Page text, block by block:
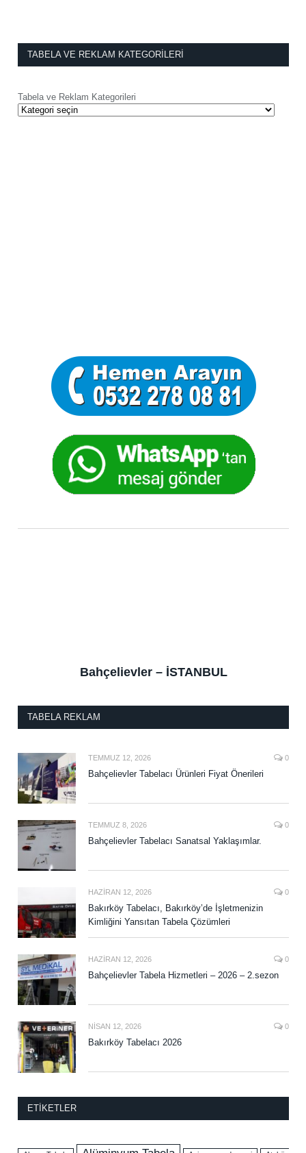
TABELA VE REKLAM KATEGORILERI
Tabela ve Reklam Kategorileri
Bahçelievler – İSTANBUL
TABELA REKLAM
TEMMUZ 12, 2026 0
Bahçelievler Tabelacı Ürünleri Fiyat Önerileri
TEMMUZ 8, 2026 0
Bahçelievler Tabelacı Sanatsal Yaklaşımlar.
HAZIRAN 12, 2026 0
Bakırköy Tabelacı, Bakırköy’de İşletmenizin
Kimliğini Yansıtan Tabela Çözümleri
HAZIRAN 12, 2026 0
Bahçelievler Tabela Hizmetleri – 2026 – 2.sezon
NISAN 12, 2026 0
Bakırköy Tabelacı 2026
ETIKETLER